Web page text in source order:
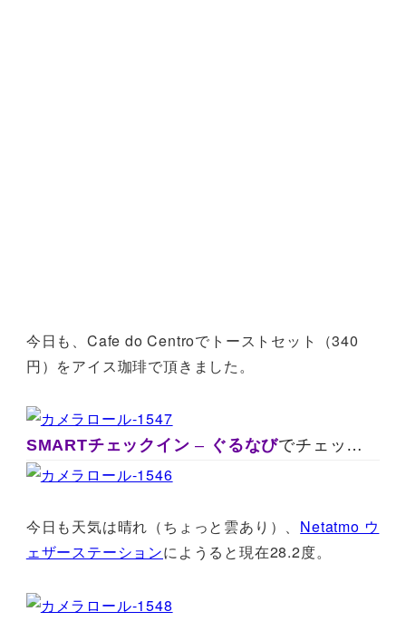
今日も、Cafe do Centroでトーストセット（340
円）をアイス珈琲で頂きました。
SMARTチェックイン – ぐるなびでチェックインした、今日は50ポイントゲット！
今日も天気は晴れ（ちょっと雲あり）、 Netatmo ウ
ェザーステーションにようると現在28.2度。